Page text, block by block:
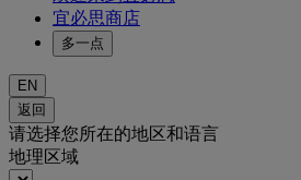
宜必思商店
多一点
EN
返回
请选择您所在的地区和语言
地理区域